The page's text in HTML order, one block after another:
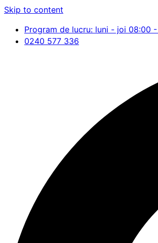
Skip to content
Program de lucru: luni - joi 08:00
0240 577 336